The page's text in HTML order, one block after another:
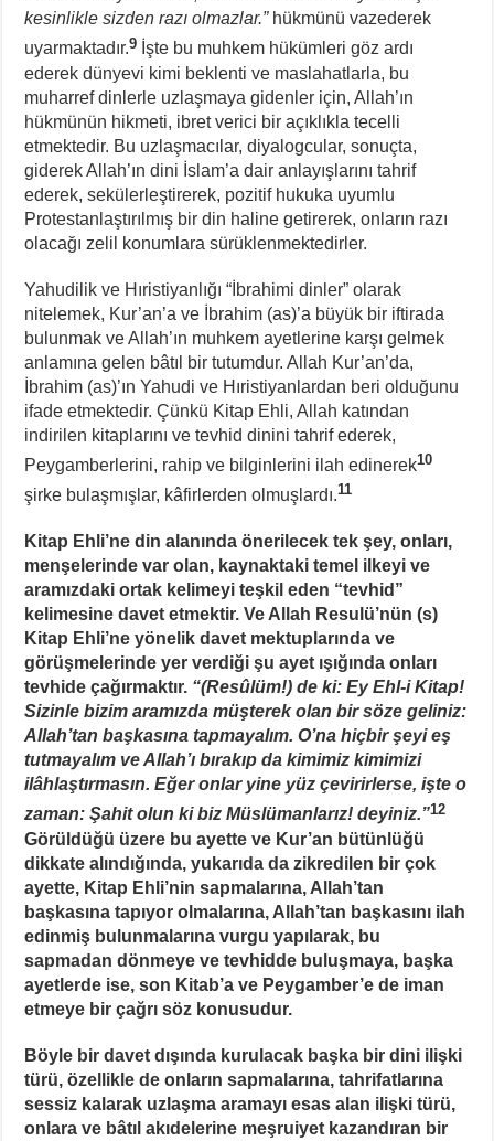
kesinlikle sizden razı olmazlar.”hükmünü vazederek
uyarmaktadır.9 İşte bu muhkem hükümleri göz ardı
ederek dünyevi kimi beklenti ve maslahatlarla, bu
muharref dinlerle uzlaşmaya gidenler için, Allah’ın
hükmünün hikmeti, ibret verici bir açıklıkla tecelli
etmektedir. Bu uzlaşmacılar, diyalogcular, sonuçta,
giderek Allah’ın dini İslam’a dair anlayışlarını tahrif
ederek, sekülerleştirerek, pozitif hukuka uyumlu
Protestanlaştırılmış bir din haline getirerek, onların razı
olacağı zelil konumlara sürüklenmektedirler.
Yahudilik ve Hıristiyanlığı “İbrahimi dinler” olarak
nitelemek, Kur’an’a ve İbrahim (as)’a büyük bir iftirada
bulunmak ve Allah’ın muhkem ayetlerine karşı gelmek
anlamına gelen bâtıl bir tutumdur. Allah Kur’an’da,
İbrahim (as)’ın Yahudi ve Hıristiyanlardan beri olduğunu
ifade etmektedir. Çünkü Kitap Ehli, Allah katından
indirilen kitaplarını ve tevhid dinini tahrif ederek,
Peygamberlerini, rahip ve bilginlerini ilah edinerek10
şirke bulaşmışlar, kâfirlerden olmuşlardı.11
Kitap Ehli’ne din alanında önerilecek tek şey, onları,
menşelerinde var olan, kaynaktaki temel ilkeyi ve
aramızdaki ortak kelimeyi teşkil eden “tevhid”
kelimesine davet etmektir. Ve Allah Resulü’nün (s)
Kitap Ehli’ne yönelik davet mektuplarında ve
görüşmelerinde yer verdiği şu ayet ışığında onları
tevhide çağırmaktır. “(Resûlüm!) de ki: Ey Ehl-i Kitap!
Sizinle bizim aramızda müşterek olan bir söze geliniz:
Allah’tan başkasına tapmayalım. O’na hiçbir şeyi eş
tutmayalım ve Allah’ı bırakıp da kimimiz kimimizi
ilâhlaştırmasın. Eğer onlar yine yüz çevirirlerse, işte o
zaman: Şahit olun ki biz Müslümanlarız! deyiniz.”12
Görüldüğü üzere bu ayette ve Kur’an bütünlüğü
dikkate alındığında, yukarıda da zikredilen bir çok
ayette, Kitap Ehli’nin sapmalarına, Allah’tan
başkasına tapıyor olmalarına, Allah’tan başkasını ilah
edinmiş bulunmalarına vurgu yapılarak, bu
sapmadan dönmeye ve tevhidde buluşmaya, başka
ayetlerde ise, son Kitab’a ve Peygamber’e de iman
etmeye bir çağrı söz konusudur.
Böyle bir davet dışında kurulacak başka bir dini ilişki
türü, özellikle de onların sapmalarına, tahrifatlarına
sessiz kalarak uzlaşma aramayı esas alan ilişki türü,
onlara ve bâtıl akıdelerine meşruiyet kazandıran bir